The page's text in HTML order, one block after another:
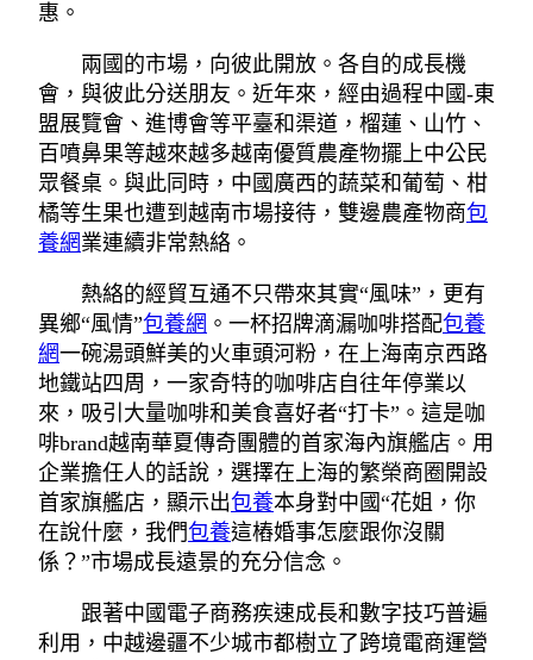
惠。
兩國的市場，向彼此開放。各自的成長機
會，與彼此分送朋友。近年來，經由過程中國-東
盟展覽會、進博會等平臺和渠道，榴蓮、山竹、
百噴鼻果等越來越多越南優質農產物擺上中公民
眾餐桌。與此同時，中國廣西的蔬菜和葡萄、柑
橘等生果也遭到越南市場接待，雙邊農產物商包
養網業連續非常熱絡。
熱絡的經貿互通不只帶來其實“風味”，更有
異鄉“風情”包養網 。一杯招牌滴漏咖啡搭配包養
網一碗湯頭鮮美的火車頭河粉，在上海南京西路
地鐵站四周，一家奇特的咖啡店自往年停業以
來，吸引大量咖啡和美食喜好者“打卡”。這是咖
啡brand越南華夏傳奇團體的首家海內旗艦店。用
企業擔任人的話說，選擇在上海的繁榮商圈開設
首家旗艦店，顯示出包養本身對中國“花姐，你
在說什麼，我們包養這樁婚事怎麼跟你沒關
係？”市場成長遠景的充分信念。
跟著中國電子商務疾速成長和數字技巧普遍
利用，中越邊疆不少城市都樹立了跨境電商運營